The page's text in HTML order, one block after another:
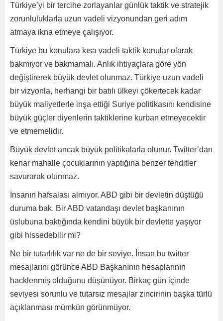
Türkiye’yi bir tercihe zorlayanlar günlük taktik ve stratejik
zorunluluklarla uzun vadeli vizyonundan geri adım
atmaya ikna etmeye çalışıyor.
Türkiye bu konulara kısa vadeli taktik konular olarak
bakmıyor ve bakmamalı. Anlık ihtiyaçlara göre yön
değiştirerek büyük devlet olunmaz. Türkiye uzun vadeli
bir vizyonla, herhangi bir batılı ülkeyi çökertecek kadar
büyük maliyetlerle inşa ettiği Suriye politikasını kendisine
büyük güçler diyenlerin taktiklerine kurban etmeyecektir
ve etmemelidir.
Büyük devlet ancak büyük politikalarla olunur. Twitter’dan
kenar mahalle çocuklarının yaptığına benzer tehditler
savurarak olunmaz.
İnsanın hafsalası almıyor. ABD gibi bir devletin düştüğü
duruma bak. Bir ABD vatandaşı devlet başkanının
üslubuna baktığında kendini büyük bir devlette yaşıyor
gibi hissedebilir mi?
Ne bir tutarlılık var ne de bir seviye. İnsan bu twitter
mesajlarını görünce ABD Başkanının hesaplarının
hacklenmiş olduğunu düşünüyor. Birkaç gün içinde
seviyesi sorunlu ve tutarsız mesajlar zincirinin başka türlü
açıklanması mümkün görünmüyor.